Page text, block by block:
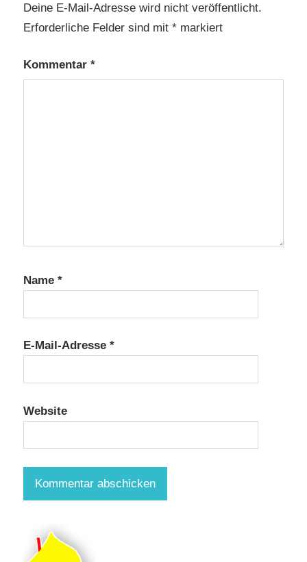
Deine E-Mail-Adresse wird nicht veröffentlicht.
Erforderliche Felder sind mit * markiert
Kommentar *
Name *
E-Mail-Adresse *
Website